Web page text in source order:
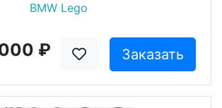
BMW Lego
₽ Заказать